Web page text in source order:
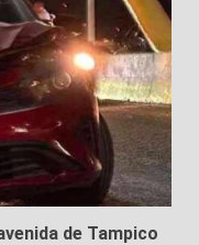
de Tampico